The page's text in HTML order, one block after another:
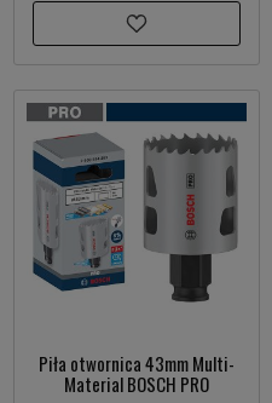
Piła otwornica 43mm Multi-
Material BOSCH PRO